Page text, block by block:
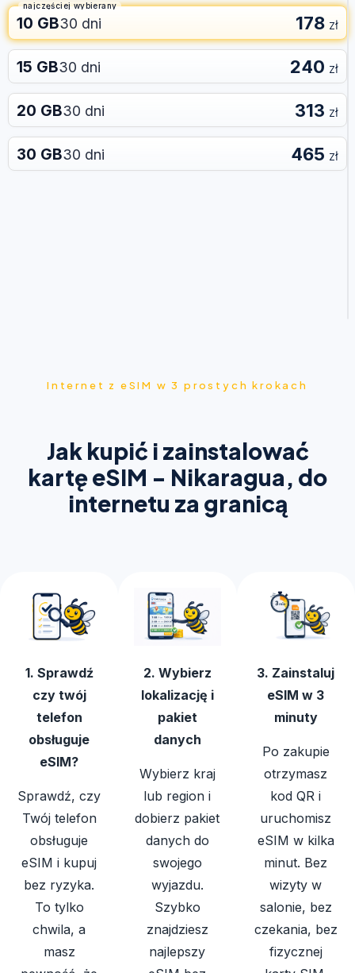
najczęściej wybierany
10 GB30 dni 178 zł
15 GB30 dni 240 zł
20 GB30 dni 313 zł
30 GB30 dni 465 zł
Internet z eSIM w 3 prostych krokach
Jak kupić i zainstalować
kartę eSIM - Nikaragua, do
internetu za granicą
1. Sprawdź
czy twój
telefon
obsługuje
eSIM?
Sprawdź, czy
Twój telefon
obsługuje
eSIM i kupuj
bez ryzyka.
To tylko
chwila, a
masz
2. Wybierz
lokalizację i
pakiet
danych
Wybierz kraj
lub region i
dobierz pakiet
danych do
swojego
wyjazdu.
Szybko
znajdziesz
najlepszy
3. Zainstaluj
eSIM w 3
minuty
Po zakupie
otrzymasz
kod QR i
uruchomisz
eSIM w kilka
minut. Bez
wizyty w
salonie, bez
czekania, bez
fizycznej